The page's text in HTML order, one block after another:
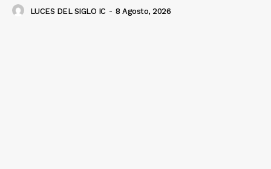
LUCES DEL SIGLO IC - 8 Agosto, 2026